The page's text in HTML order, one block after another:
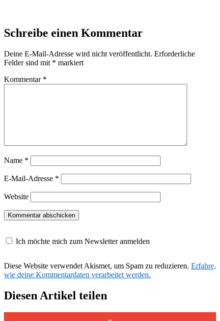
Schreibe einen Kommentar
Deine E-Mail-Adresse wird nicht veröffentlicht. Erforderliche
Felder sind mit * markiert
Kommentar *
Name *
E-Mail-Adresse *
Website
Ich möchte mich zum Newsletter anmelden
Diese Website verwendet Akismet, um Spam zu reduzieren. Erfahre,
wie deine Kommentardaten verarbeitet werden.
Diesen Artikel teilen